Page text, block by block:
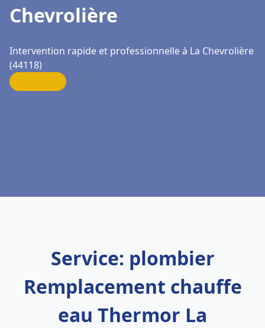
Chevrolière
Intervention rapide et professionnelle à La Chevrolière
(44118)
Service: plombier
Remplacement chauffe
eau Thermor La